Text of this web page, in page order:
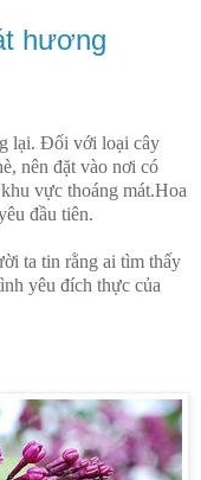
hương
lại. Đối với loại cây
nên đặt vào nơi có
vực thoáng mát.Hoa
đầu tiên.
ta tin rằng ai tìm thấy
yêu đích thực của